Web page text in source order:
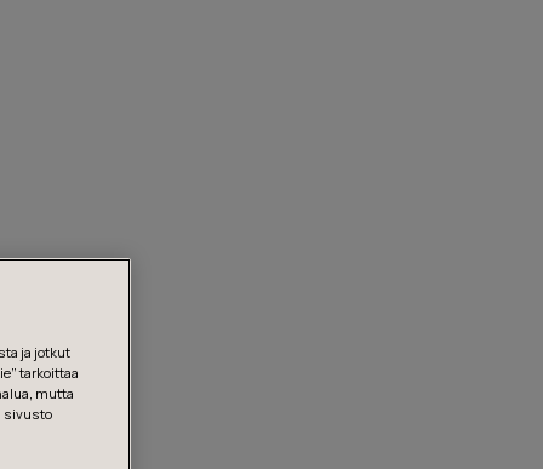
ja jotkut
tarkoittaa
mutta
sivusto